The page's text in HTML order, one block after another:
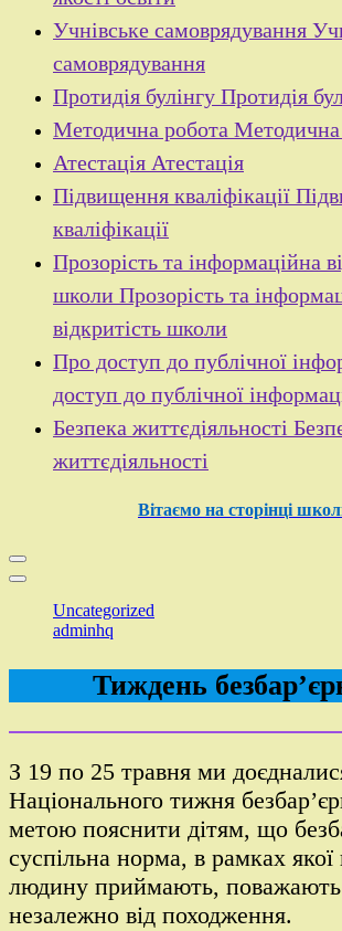
Учнівське самоврядування
самоврядування
Протидія булінгу Протидія
Методична робота Методична
Атестація Атестація
Підвищення кваліфікації
кваліфікації
Прозорість та інформаційна
школи Прозорість та
відкритість школи
Про доступ до публічної
доступ до публічної
Безпека життєдіяльності
життєдіяльності
Вітаємо на сторінці
Uncategorized
adminhq
Тиждень
З 19 по 25 травня ми
Національного тижня
метою пояснити дітям, що
суспільна норма, в рамках
людину приймають, поважають
незалежно від походження.